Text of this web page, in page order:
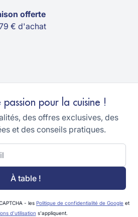
offerte
€ d'achat
passion pour la cuisine !
des offres exclusives, des
et des conseils pratiques.
À table !
- les Politique de confidentialité de Google et
d'utilisation s'appliquent.